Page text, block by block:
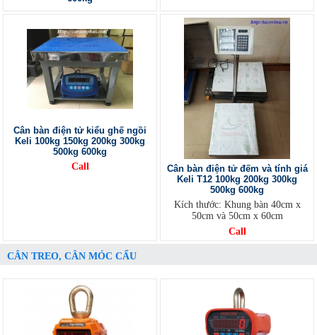
Cân bàn điện tử kiểu ghế ngồi
Keli 100kg 150kg 200kg 300kg
500kg 600kg
Call
Cân bàn điện tử đếm và tính giá
Keli T12 100kg 200kg 300kg
500kg 600kg
Kích thước: Khung bàn 40cm x
50cm và 50cm x 60cm
Call
CÂN TREO, CÂN MÓC CẨU